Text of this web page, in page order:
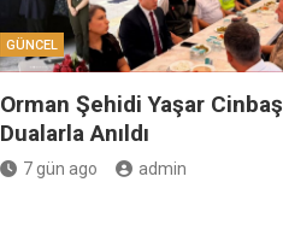
GÜNCEL
Orman Şehidi Yaşar Cinbaş
Dualarla Anıldı
7 gün ago admin